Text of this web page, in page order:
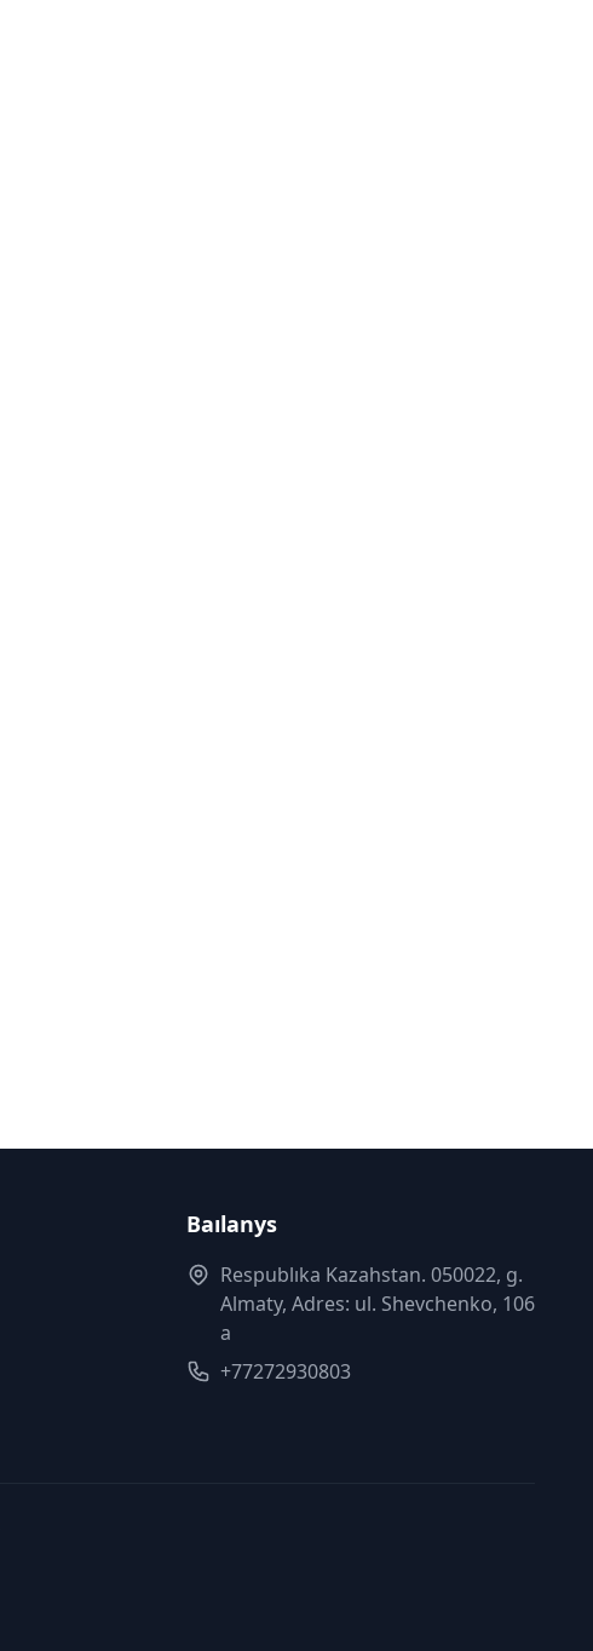
Baılanys
Respublıka Kazahstan. 050022, g.
Almaty, Adres: ul. Shevchenko, 106
a
+77272930803